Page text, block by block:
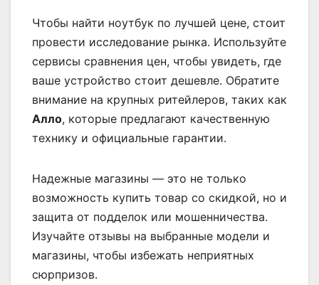
Чтобы найти ноутбук по лучшей цене, стоит
провести исследование рынка. Используйте
сервисы сравнения цен, чтобы увидеть, где
ваше устройство стоит дешевле. Обратите
внимание на крупных ритейлеров, таких как
Алло, которые предлагают качественную
технику и официальные гарантии.
Надежные магазины — это не только
возможность купить товар со скидкой, но и
защита от подделок или мошенничества.
Изучайте отзывы на выбранные модели и
магазины, чтобы избежать неприятных
сюрпризов.